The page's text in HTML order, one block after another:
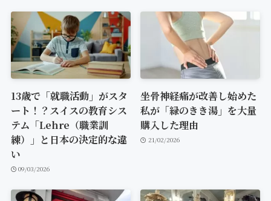
13歳で「就職活動」がスタ
ート！？スイスの教育シス
テム「Lehre（職業訓
練）」と日本の決定的な違
い
09/03/2026
坐骨神経痛が改善し始めた
私が「緑のきき湯」を大量
購入した理由
21/02/2026